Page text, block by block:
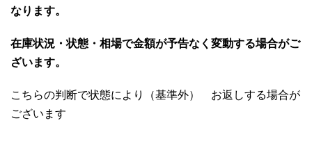
なります。
在庫状況・状態・相場で金額が予告なく変動する場合がご
ざいます。
こちらの判断で状態により（基準外） お返しする場合が
ございます